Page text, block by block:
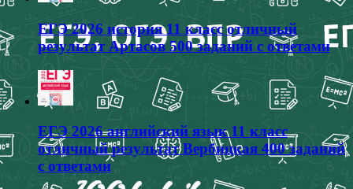
ЕГЭ 2026 история 11 класс отличный
результат Артасов 500 заданий с ответами
ЕГЭ 2026 английский язык 11 класс
отличный результат Вербицкая 400 заданий
с ответами